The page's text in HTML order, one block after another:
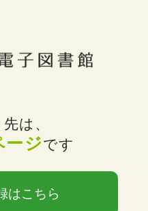
は、
ージです
はこちら